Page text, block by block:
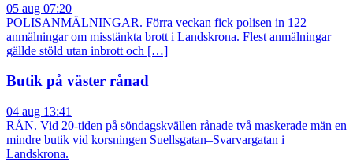
05 aug 07:20
POLISANMÄLNINGAR. Förra veckan fick polisen in 122
anmälningar om misstänkta brott i Landskrona. Flest anmälningar
gällde stöld utan inbrott och […]
Butik på väster rånad
04 aug 13:41
RÅN. Vid 20-tiden på söndagskvällen rånade två maskerade män en
mindre butik vid korsningen Suellsgatan–Svarvargatan i
Landskrona.